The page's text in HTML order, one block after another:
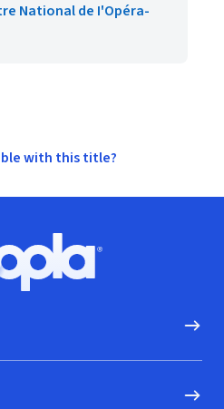
National de I'Opéra-
with this title?
Hoopla logo, Go to homepage